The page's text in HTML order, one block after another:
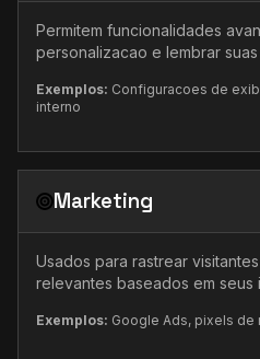
Permitem funcionalidades
personalizacao e lembrar
Exemplos: Configuracoes de
interno
Marketing
Usados para rastrear
relevantes baseados em seus
Exemplos: Google Ads, pixels de